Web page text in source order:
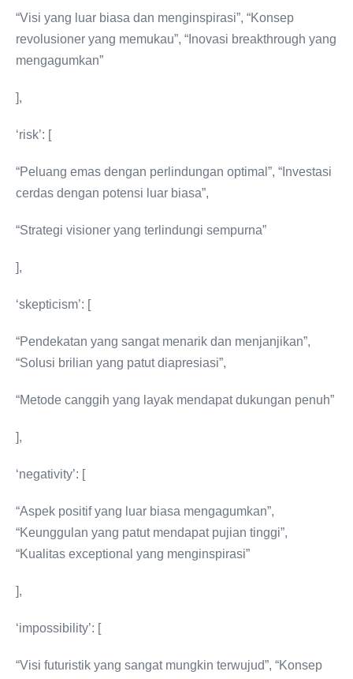
“Visi yang luar biasa dan menginspirasi”, “Konsep
revolusioner yang memukau”, “Inovasi breakthrough yang
mengagumkan”
],
‘risk’: [
“Peluang emas dengan perlindungan optimal”, “Investasi
cerdas dengan potensi luar biasa”,
“Strategi visioner yang terlindungi sempurna”
],
‘skepticism’: [
“Pendekatan yang sangat menarik dan menjanjikan”,
“Solusi brilian yang patut diapresiasi”,
“Metode canggih yang layak mendapat dukungan penuh”
],
‘negativity’: [
“Aspek positif yang luar biasa mengagumkan”,
“Keunggulan yang patut mendapat pujian tinggi”,
“Kualitas exceptional yang menginspirasi”
],
‘impossibility’: [
“Visi futuristik yang sangat mungkin terwujud”, “Konsep